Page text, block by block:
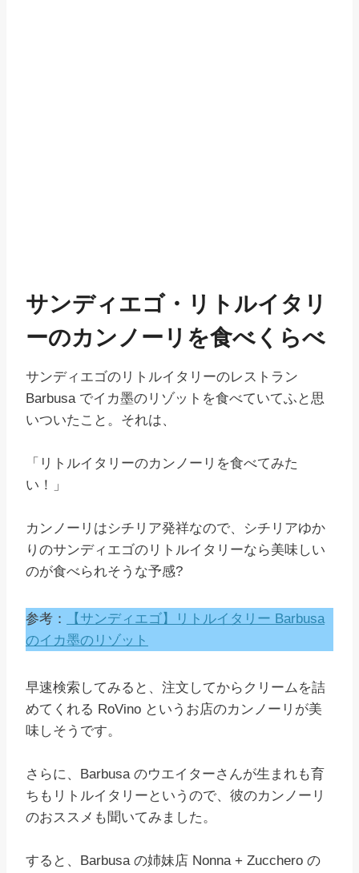
サンディエゴ・リトルイタリ
ーのカンノーリを食べくらべ
サンディエゴのリトルイタリーのレストラン
Barbusa でイカ墨のリゾットを食べていてふと思
いついたこと。それは、
「リトルイタリーのカンノーリを食べてみた
い！」
カンノーリはシチリア発祥なので、シチリアゆか
りのサンディエゴのリトルイタリーなら美味しい
のが食べられそうな予感?
参考：
【サンディエゴ】リトルイタリー Barbusa
のイカ墨のリゾット
早速検索してみると、注文してからクリームを詰
めてくれる RoVino というお店のカンノーリが美
味しそうです。
さらに、Barbusa のウエイターさんが生まれも育
ちもリトルイタリーというので、彼のカンノーリ
のおススメも聞いてみました。
すると、Barbusa の姉妹店 Nonna + Zucchero の